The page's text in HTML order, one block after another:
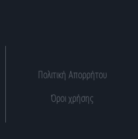
Πολιτική Απορρήτου
Όροι χρήσης